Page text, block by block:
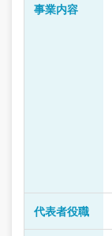
事業内容
代表者役職